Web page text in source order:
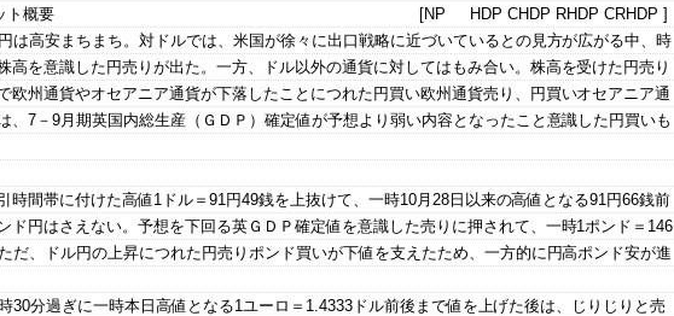
ト概要
[NP HDP CHDP RHDP CRHDP ]
は高安まちまち。対ドルでは、米国が徐々に出口戦略に近づいているとの見方が広がる中、時
高を意識した円売りが出た。一方、ドル以外の通貨に対してはもみ合い。株高を受けた円売り
欧州通貨やオセアニア通貨が下落したことにつれた円買い欧州通貨売り、円買いオセアニア通
、7－9月期英国内総生産（ＧＤＰ）確定値が予想より弱い内容となったこと意識した円買いも
時間帯に付けた高値1ドル＝91円49銭を上抜けて、一時10月28日以来の高値となる91円66銭前
ド円はさえない。予想を下回る英ＧＤＰ確定値を意識した売りに押されて、一時1ポンド＝146
だ、ドル円の上昇につれた円売りポンド買いが下値を支えたため、一方的に円高ポンド安が進
30分過ぎに一時本日高値となる1ユーロ＝1.4333ドル前後まで値を上げた後は、じりじりと売